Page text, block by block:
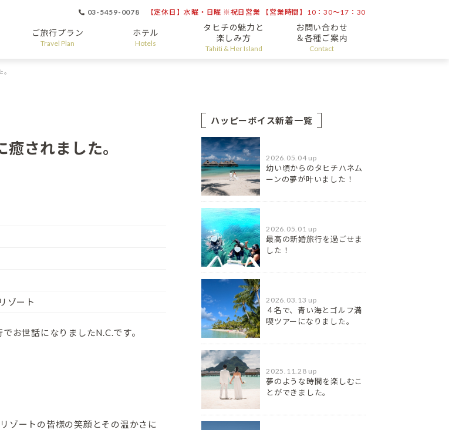
03-5459-0078 【定休日】水曜・日曜 ※祝日営業 【営業時間】10：30～17：30
ご旅行プラン
Travel Plan
ホテル
Hotels
タヒチの魅力と
楽しみ方
Tahiti & Her Island
お問い合わせ
＆各種ご案内
Contact
されました。
ゾート
お世話になりましたN.C.です。
ゾートの皆様の笑顔とその温かさに
ハッピーボイス新着一覧
2026.05.04 up
幼い頃からのタヒチハネム
ーンの夢が叶いました！
2026.05.01 up
最高の新婚旅行を過ごせま
した！
2026.03.13 up
４名で、青い海とゴルフ満
喫ツアーになりました。
2025.11.28 up
夢のような時間を楽しむこ
とができました。